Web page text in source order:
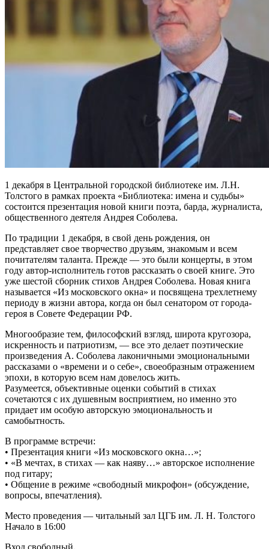
1 декабря в Центральной городской библиотеке им. Л.Н.
Толстого в рамках проекта «Библиотека: имена и судьбы»
состоится презентация новой книги поэта, барда, журналиста,
общественного деятеля Андрея Соболева.
По традиции 1 декабря, в свой день рождения, он
представляет свое творчество друзьям, знакомым и всем
почитателям таланта. Прежде — это были концерты, в этом
году автор-исполнитель готов рассказать о своей книге. Это
уже шестой сборник стихов Андрея Соболева. Новая книга
называется «Из московского окна» и посвящена трехлетнему
периоду в жизни автора, когда он был сенатором от города-
героя в Совете Федерации РФ.
Многообразие тем, философский взгляд, широта кругозора,
искренность и патриотизм, — все это делает поэтические
произведения А. Соболева лаконичными эмоциональными
рассказами о «времени и о себе», своеобразным отражением
эпохи, в которую всем нам довелось жить.
Разумеется, объективные оценки событий в стихах
сочетаются с их душевным восприятием, но именно это
придает им особую авторскую эмоциональность и
самобытность.
В программе встречи:
• Презентация книги «Из московского окна…»;
• «В мечтах, в стихах — как наяву…» авторское исполнение
под гитару;
• Общение в режиме «свободный микрофон» (обсуждение,
вопросы, впечатления).
Место проведения — читальный зал ЦГБ им. Л. Н. Толстого
Начало в 16:00